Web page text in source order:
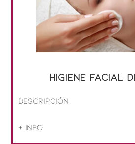
Higiene facial
Descripción
+ info